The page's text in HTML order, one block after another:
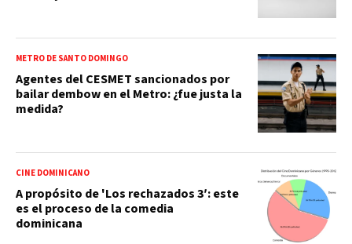
METRO DE SANTO DOMINGO
Agentes del CESMET sancionados por
bailar dembow en el Metro: ¿fue justa la
medida?
CINE DOMINICANO
A propósito de 'Los rechazados 3′: este
es el proceso de la comedia
dominicana